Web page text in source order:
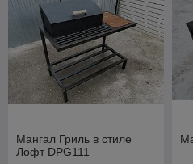
Мангал Гриль в стиле
Лофт DPG111